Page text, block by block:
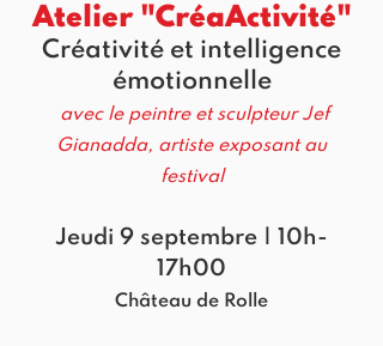
Atelier "CréaActivité"
Créativité et intelligence
émotionnelle
avec le peintre et sculpteur Jef
Gianadda, artiste exposant au
festival
Jeudi 9 septembre | 10h-
17h00
Château de Rolle